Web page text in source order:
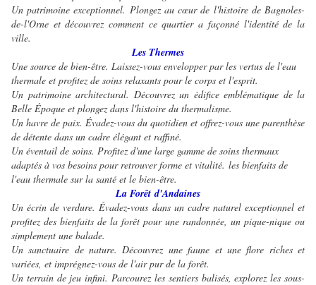
Un patrimoine exceptionnel. Plongez au cœur de l'histoire de Bagnoles-
de-l'Orne et découvrez comment ce quartier a façonné l'identité de la
ville.
Les Thermes
Une source de bien-être. Laissez-vous envelopper par les vertus de l'eau
thermale et profitez de soins relaxants pour le corps et l'esprit.
Un patrimoine architectural. Découvrez un édifice emblématique de la
Belle Époque et plongez dans l'histoire du thermalisme.
Un havre de paix. Évadez-vous du quotidien et offrez-vous une parenthèse
de détente dans un cadre élégant et raffiné.
Un éventail de soins. Profitez d'une large gamme de soins thermaux
adaptés à vos besoins pour retrouver forme et vitalité. les bienfaits de
l'eau thermale sur la santé et le bien-être.
La Forêt d'Andaines
Un écrin de verdure. Évadez-vous dans un cadre naturel exceptionnel et
profitez des bienfaits de la forêt pour une randonnée, un pique-nique ou
simplement une balade.
Un sanctuaire de nature. Découvrez une faune et une flore riches et
variées, et imprégnez-vous de l'air pur de la forêt.
Un terrain de jeu infini. Parcourez les sentiers balisés, explorez les sous-